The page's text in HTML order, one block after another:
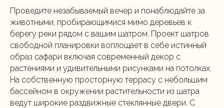
Проведите незабываемый вечер и понаблюдайте за
животными, пробирающимися мимо деревьев к
берегу реки рядом с вашим шатром. Проект шатров
свободной планировки воплощает в себе истинный
образ сафари включая современный декор с
растениями и удивительными рисунками на потолках.
На собственную просторную террасу с небольшим
бассейном в окружении растительности из шатра
ведут широкие раздвижные стеклянные двери. С